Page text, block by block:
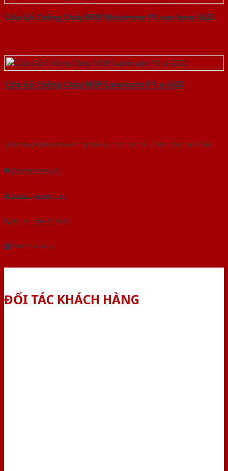
Cửa Gỗ Chống Cháy MDF Melamine P1 van kem-SGD
Cửa Gỗ Chống Cháy MDF Laminate P1-a-SGD
Với kinh nghiệm nhiêu năm nghiên cứu cửa theo tiêu chuẩn công nghệ Châu
Gửi yêu cầu tư vấn
Tải báo giá tổng hợp
Yêu cầu gọi lại (3 phút)
Dành cho đại lý
ĐỐI TÁC KHÁCH HÀNG